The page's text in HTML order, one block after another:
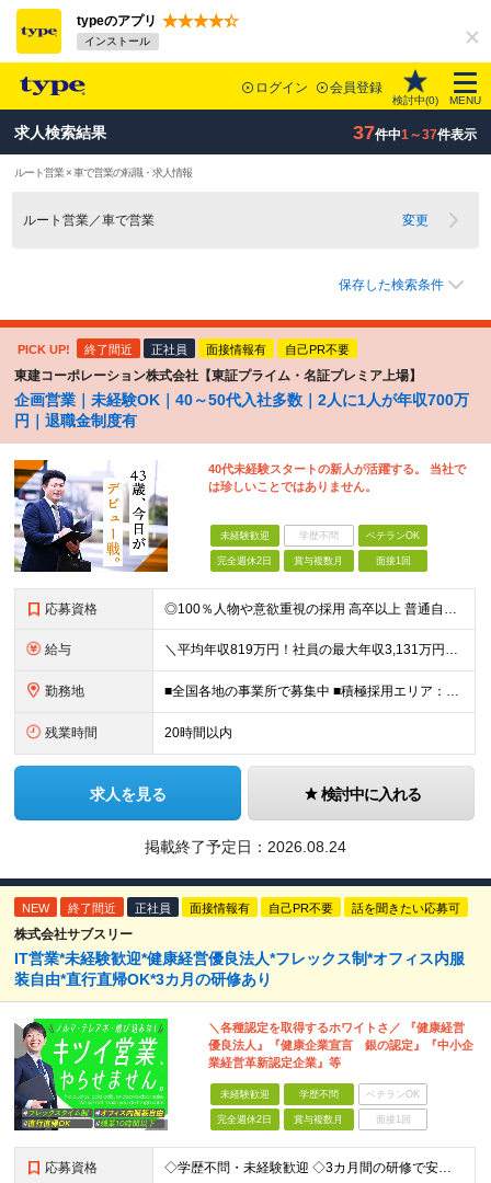
typeのアプリ
インストール
ログイン 会員登録
検討中(0) MENU
求人検索結果 37件中1～37件表示
ルート営業 × 車で営業の転職・求人情報
ルート営業／車で営業 変更
保存した検索条件
PICK UP! 終了間近 正社員 面接情報有 自己PR不要
東建コーポレーション株式会社【東証プライム・名証プレミア上場】
企画営業｜未経験OK｜40～50代入社多数｜2人に1人が年収700万
円｜退職金制度有
40代未経験スタートの新人が活躍する。 当社で
は珍しいことではありません。
未経験歓迎 学歴不問 ベテランOK
完全週休2日 賞与複数月 面接1回
応募資格 ◎100％人物や意欲重視の採用 高卒以上 普通自動車第一種運転免許取得者（AT限定可） ★職歴は全く問いません！ 前向きにコツコツと向き合える方であれば結果がついてくるお仕事です。 現職・無職、正社
給与 ＼平均年収819万円！社員の最大年収3,131万円／ ＼2人に1人が年収700万円以上／ ＼5人に1人が年収1,000万円以上！／ 固定給だけで、年収524万円も可能！ インセンティブだけでなく固定給
勤務地 ■全国各地の事業所で募集中 ■積極採用エリア：東京・神奈川・埼玉・千葉・愛知 ※希望の勤務地で働ける！通勤可能な事業所を選定していきます ※地元に戻って働きたいUターン希望者も歓迎します！ ※社用車を
残業時間 20時間以内
求人を見る 検討中に入れる
掲載終了予定日： 2026.08.24
NEW 終了間近 正社員 面接情報有 自己PR不要 話を聞きたい応募可
株式会社サブスリー
IT営業*未経験歓迎*健康経営優良法⼈*フレックス制*オフィス内服
装自由*直行直帰OK*3カ月の研修あり
＼各種認定を取得するホワイトさ／ 『健康経営
優良法人』『健康企業宣言 銀の認定』『中小企
業経営革新認定企業』等
未経験歓迎 学歴不問 ベテランOK
完全週休2日 賞与複数月 面接1回
応募資格 ◇学歴不問・未経験歓迎 ◇3カ月間の研修で安心スタート！ ◇営業/IT業界経験者はより歓迎 【こんな方を歓迎します】 ・IT業界で営業に挑戦したい方 ・チームで協力しながら働きたい方 ・ガツガツしす